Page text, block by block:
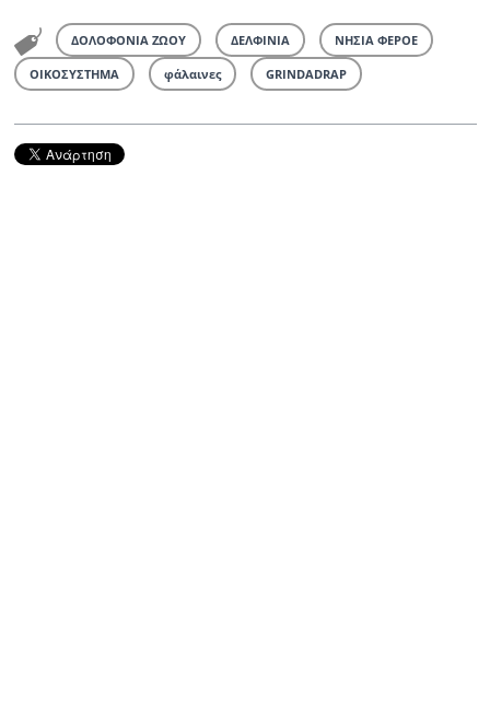
ΔΟΛΟΦΟΝΙΑ ΖΩΟΥ ΔΕΛΦΙΝΙΑ ΝΗΣΙΑ ΦΕΡΟΕ
ΟΙΚΟΣΥΣΤΗΜΑ φάλαινες GRINDADRAP